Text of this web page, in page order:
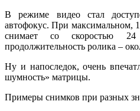
В режиме видео стал
автофокус. При максимальном,
снимает со скоростью 24
продолжительность ролика –
Ну и напоследок, очень
шумность» матрицы.
Примеры снимков при разных